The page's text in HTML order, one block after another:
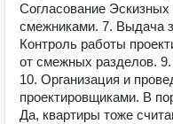
Согласование Эскизных
смежниками. 7. Выдача
Контроль работы
от смежных разделов.
10. Организация и
проектировщиками. В
Да, квартиры тоже